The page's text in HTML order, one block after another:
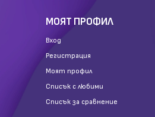
МОЯТ ПРОФИЛ
Вход
Регистрация
Моят профил
Списък с любими
Списък за сравнение